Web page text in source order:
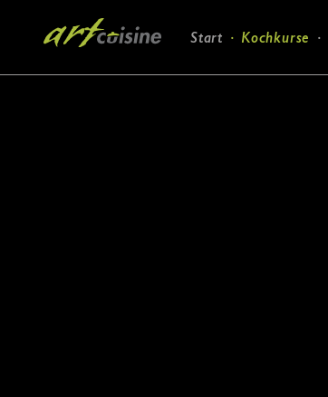
Navigation
Start Kochkurse